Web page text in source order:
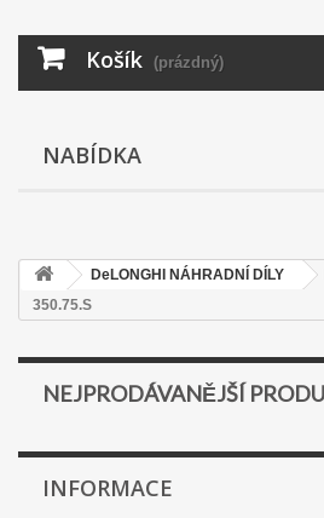
Košík (prázdný)
NABÍDKA
DeLONGHI NÁHRADNÍ DÍLY
350.75.S
NEJPRODÁVANĚJŠÍ
INFORMACE